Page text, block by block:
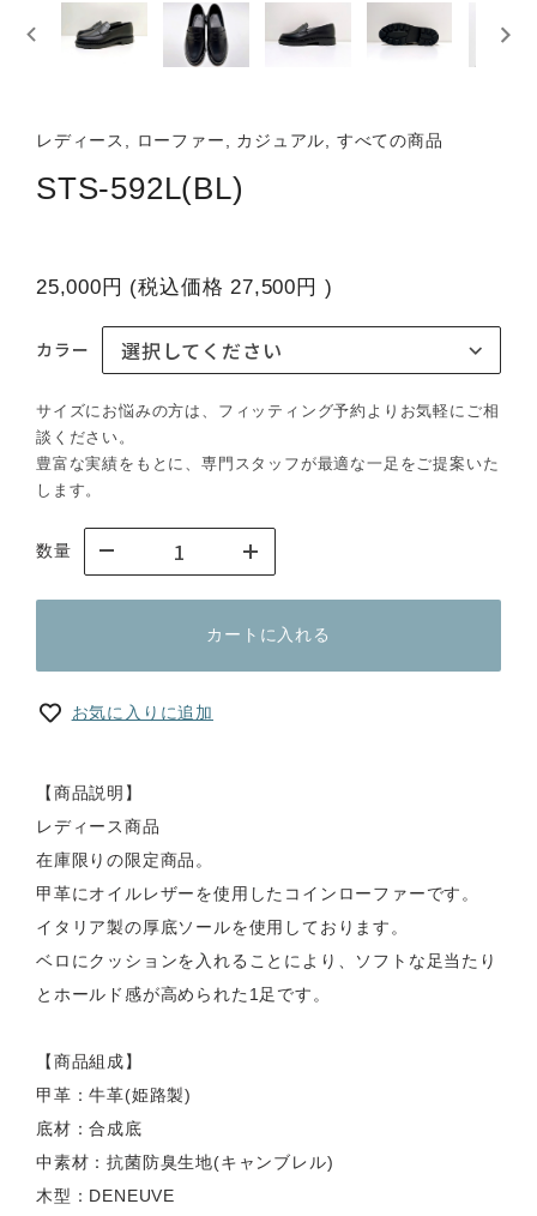
レディース, ローファー, カジュアル, すべての商品
STS-592L(BL)
25,000円 (税込価格27,500円 )
カラー
サイズにお悩みの方は、フィッティング予約よりお気軽にご相
談ください。
豊富な実績をもとに、専門スタッフが最適な一足をご提案いた
します。
数量
カートに入れる
お気に入りに追加
【商品説明】
レディース商品
在庫限りの限定商品。
甲革にオイルレザーを使用したコインローファーです。
イタリア製の厚底ソールを使用しております。
ベロにクッションを入れることにより、ソフトな足当たり
とホールド感が高められた1足です。
【商品組成】
甲革：牛革(姫路製)
底材：合成底
中素材：抗菌防臭生地(キャンブレル)
木型：DENEUVE